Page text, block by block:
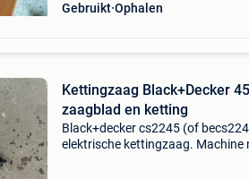
Gebruikt Ophalen
Kettingzaag Black+Decker
zaagblad en ketting
Black+decker cs2245 (of
elektrische kettingzaag. Machine